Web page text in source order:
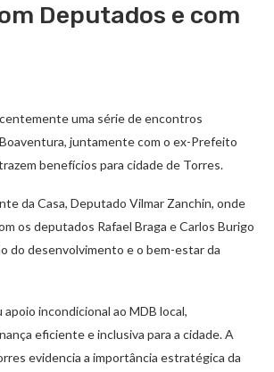
Deputados e com
uma série de encontros
juntamente com o ex-Prefeito
benefícios para cidade de Torres.
da Casa, Deputado Vilmar Zanchin, onde
os deputados Rafael Braga e Carlos Burigo
do desenvolvimento e o bem-estar da
incondicional ao MDB local,
eficiente e inclusiva para a cidade. A
evidencia a importância estratégica da